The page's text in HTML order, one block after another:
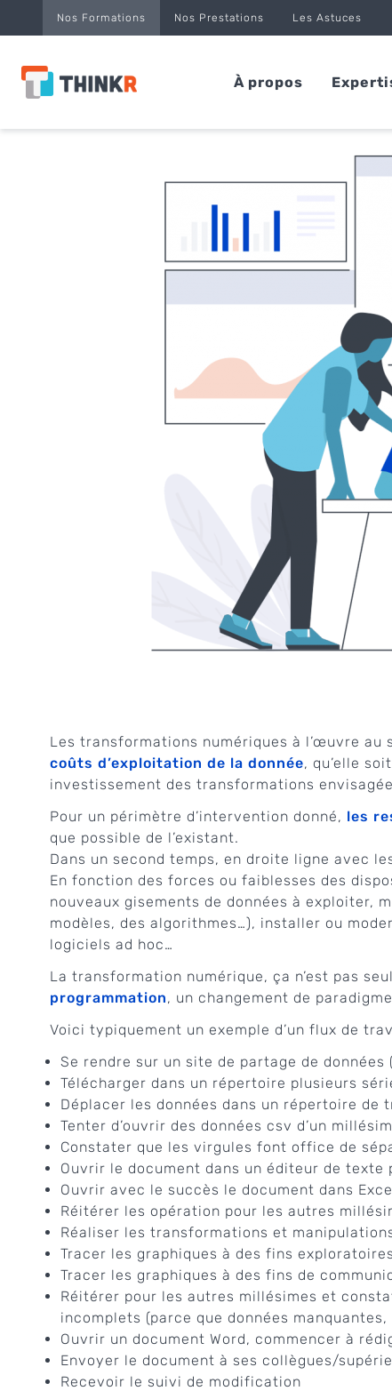
Nos Formations Nos Prestations Les Astuces
À propos
Les transformations numériques à l’œuvre au
coûts d’exploitation de la donnée, qu’elle
investissement des transformations
Pour un périmètre d’intervention donné, les
que possible de l’existant.
Dans un second temps, en droite ligne avec
En fonction des forces ou faiblesses des
nouveaux gisements de données à exploiter,
modèles, des algorithmes…), installer ou
logiciels ad hoc…
La transformation numérique, ça n’est pas
programmation, un changement de
Voici typiquement un exemple d’un flux de
Se rendre sur un site de partage de données
Télécharger dans un répertoire plusieurs
Déplacer les données dans un répertoire de
Tenter d’ouvrir des données csv d’un
Constater que les virgules font office de
Ouvrir le document dans un éditeur de
Ouvrir avec le succès le document dans
Réitérer les opération pour les autres
Réaliser les transformations et
Tracer les graphiques à des fins exploratoires
Tracer les graphiques à des fins de
Réitérer pour les autres millésimes et
incomplets (parce que données
Ouvrir un document Word, commencer à
Envoyer le document à ses collègues/
Recevoir le suivi de modification
Panneau de gestion des cookies